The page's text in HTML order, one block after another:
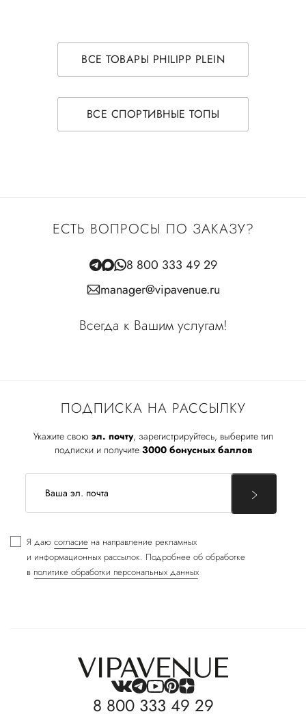
ВСЕ ТОВАРЫ PHILIPP PLEIN
ВСЕ СПОРТИВНЫЕ ТОПЫ
ПОДПИСКА НА РАССЫЛКУ
Укажите свою эл. почту, зарегистрируйтесь, выберите тип
подписки и получите 3000 бонусных баллов
Я даю согласие на направление рекламных
и информационных рассылок. Подробнее об обработке
в политике обработки персональных данных
ЕСТЬ ВОПРОСЫ ПО ЗАКАЗУ?
8 800 333 49 29
manager@vipavenue.ru
Всегда к Вашим услугам!
8 800 333 49 29